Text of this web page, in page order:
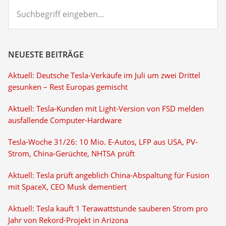
eingeben...
NEUESTE BEITRÄGE
Aktuell: Deutsche Tesla-Verkäufe im Juli um zwei Drittel
gesunken – Rest Europas gemischt
Aktuell: Tesla-Kunden mit Light-Version von FSD melden
ausfallende Computer-Hardware
Tesla-Woche 31/26: 10 Mio. E-Autos, LFP aus USA, PV-
Strom, China-Gerüchte, NHTSA prüft
Aktuell: Tesla prüft angeblich China-Abspaltung für Fusion
mit SpaceX, CEO Musk dementiert
Aktuell: Tesla kauft 1 Terawattstunde sauberen Strom pro
Jahr von Rekord-Projekt in Arizona